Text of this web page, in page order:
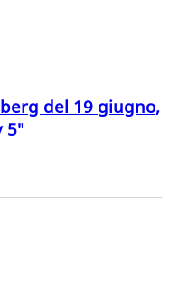
del 19 giugno,
5"